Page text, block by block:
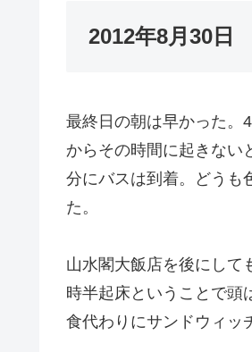
2012年8月30日
最終日の朝は早かった。
からその時間に起きない
分にバスは到着。どうも
た。
山水閣大飯店を後にして
時半起床ということで頭
食代わりにサンドウィッ